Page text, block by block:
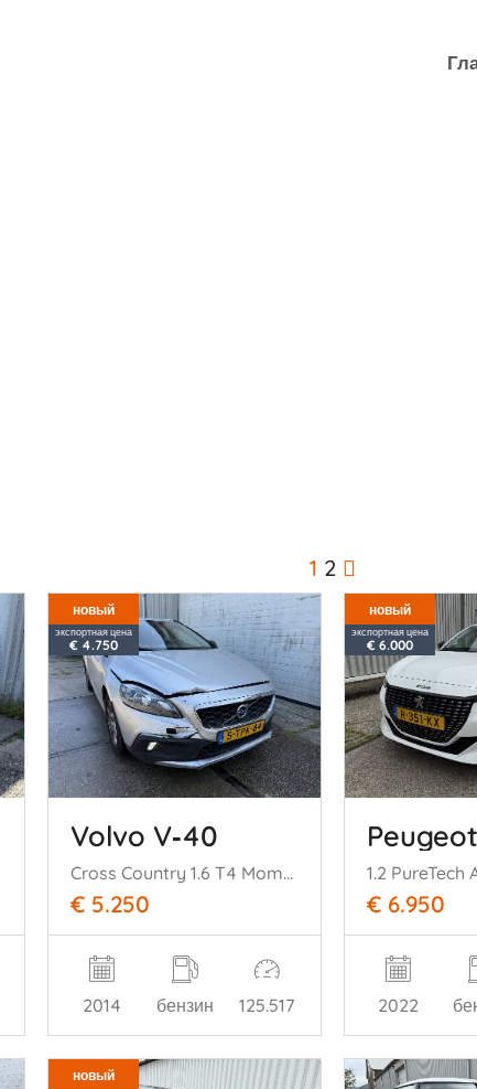
1 2
новый
экспортная цена
€ 4.750
Volvo V‑40
Cross Country 1.6 T4 Momentum
€ 5.250
2014 бензин 125.517
новый
экспортная цена
€ 6.000
1.2 PureTech
€ 6.950
2022
новый